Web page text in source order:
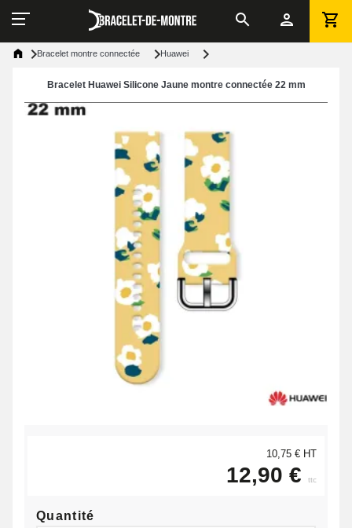
Bracelet montre connectée Huawei
Bracelet Huawei Silicone Jaune montre connectée 22 mm
10,75 € HT
12,90 € ttc
Quantité